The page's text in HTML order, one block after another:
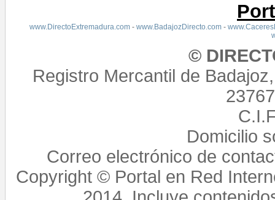
www.DirectoExtremadura.com- www.BadajozDirecto.com-
©
Registro Mercantil de
Domicilio
Correo electrónico de
Copyright © Portal en Red